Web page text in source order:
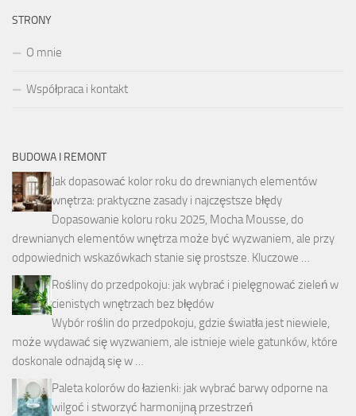
STRONY
O mnie
Współpraca i kontakt
BUDOWA I REMONT
Jak dopasować kolor roku do drewnianych elementów
wnętrza: praktyczne zasady i najczęstsze błędy
Dopasowanie koloru roku 2025, Mocha Mousse, do
drewnianych elementów wnętrza może być wyzwaniem, ale przy
odpowiednich wskazówkach stanie się prostsze. Kluczowe …
Rośliny do przedpokoju: jak wybrać i pielęgnować zieleń w
cienistych wnętrzach bez błędów
Wybór roślin do przedpokoju, gdzie światła jest niewiele,
może wydawać się wyzwaniem, ale istnieje wiele gatunków, które
doskonale odnajdą się w …
Paleta kolorów do łazienki: jak wybrać barwy odporne na
wilgoć i stworzyć harmonijną przestrzeń